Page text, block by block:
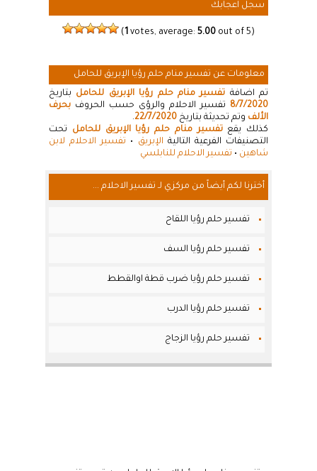
سجل اعجابك
( 1 votes, average: 5.00 out of 5)
معلومات عن تفسير منام حلم رؤيا الإبريق للحامل
تم اضافة تفسير منام حلم رؤيا الإبريق للحامل بتاريخ
8/7/2020 تفسير الاحلام والرؤى حسب الحروف بحرف
الألف وتم تحديثة بتاريخ 22/7/2020
.
كذلك يقعتفسير منام حلم رؤيا الإبريق للحامل تحت
التصنيفات الفرعية التالية الإبريق • تفسير الاحلام لابن
شاهين • تفسير الاحلام للنابلسي
أخترنا لكم أيضاً من مركزي لـ تفسير الاحلام ...
تفسير حلم رؤيا اللقاح
تفسير حلم رؤيا السف
تفسير حلم رؤيا ضرب قطة اوالقطط
تفسير حلم رؤيا الدرب
تفسير حلم رؤيا الزجاج